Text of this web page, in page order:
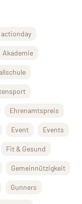
actionday
Akademie
Ehrenamtspreis
Event Events
Fit & Gesund
Gemeinnützigkeit
Gunners